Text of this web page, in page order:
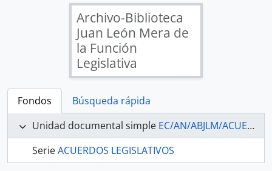
Archivo-Biblioteca
Juan León Mera de
la Función
Legislativa
Fondos
Búsqueda rápida
Unidad documental simple EC/AN/ABJLM/ACUERDOS/605/A - ACUERDOS LEGISLATIVOS
SerieACUERDOS LEGISLATIVOS